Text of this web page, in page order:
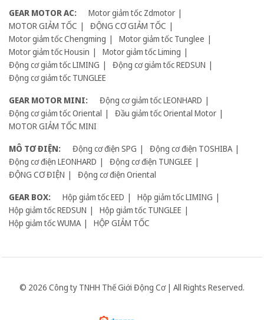
GEAR MOTOR AC:
Motor giảm tốc Zdmotor
MOTOR GIẢM TỐC
ĐỘNG CƠ GIẢM TỐC
Motor giảm tốc Chengming
Motor giảm tốc Tunglee
Motor giảm tốc Housin
Motor giảm tốc Liming
Động cơ giảm tốc LIMING
Động cơ giảm tốc REDSUN
Động cơ giảm tốc TUNGLEE
GEAR MOTOR MINI:
Động cơ giảm tốc LEONHARD
Động cơ giảm tốc Oriental
Đầu giảm tốc Oriental Motor
MOTOR GIẢM TỐC MINI
MÔ TƠ ĐIỆN:
Động cơ điện SPG
Động cơ điện TOSHIBA
Động cơ điện LEONHARD
Động cơ điện TUNGLEE
ĐỘNG CƠ ĐIỆN
Động cơ điện Oriental
GEAR BOX:
Hộp giảm tốc EED
Hộp giảm tốc LIMING
Hộp giảm tốc REDSUN
Hộp giảm tốc TUNGLEE
Hộp giảm tốc WUMA
HỘP GIẢM TỐC
© 2026 Công ty TNHH Thế Giới Động Cơ | All Rights Reserved.